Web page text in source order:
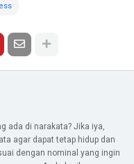
ada di narakata? Jika iya,
agar dapat tetap hidup dan
dengan nominal yang ingin